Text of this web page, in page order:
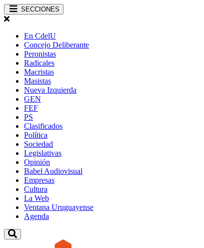
SECCIONES
En CdelU
Concejo Deliberante
Peronistas
Radicales
Macristas
Masistas
Nueva Izquierda
GEN
FEF
PS
Clasificados
Política
Sociedad
Legislativas
Opinión
Babel Audiovisual
Empresas
Cultura
La Web
Ventana Uruguayense
Agenda